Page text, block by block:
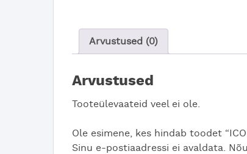
Arvustused (0)
Arvustused
Tooteülevaateid veel ei ole.
Ole esimene, kes hindab toodet
Sinu e-postiaadressi ei avaldata.